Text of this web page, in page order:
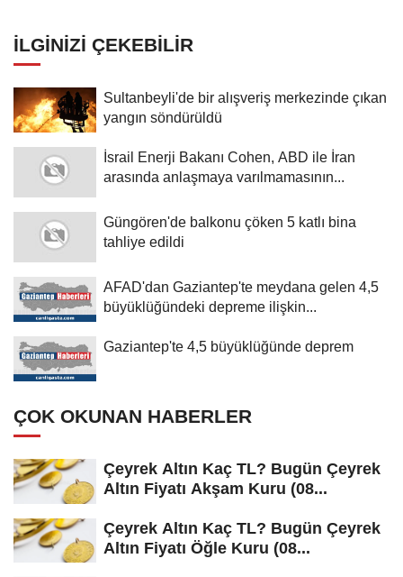
İLGINIZI ÇEKEBILIR
Sultanbeyli'de bir alışveriş merkezinde çıkan
yangın söndürüldü
İsrail Enerji Bakanı Cohen, ABD ile İran
arasında anlaşmaya varılmamasının...
Güngören'de balkonu çöken 5 katlı bina
tahliye edildi
AFAD'dan Gaziantep'te meydana gelen 4,5
büyüklüğündeki depreme ilişkin...
Gaziantep'te 4,5 büyüklüğünde deprem
ÇOK OKUNAN HABERLER
Çeyrek Altın Kaç TL? Bugün Çeyrek
Altın Fiyatı Akşam Kuru (08...
Çeyrek Altın Kaç TL? Bugün Çeyrek
Altın Fiyatı Öğle Kuru (08...